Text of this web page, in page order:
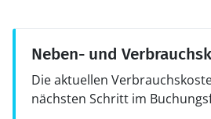
Neben- und
Die aktuellen
nächsten Schritt im